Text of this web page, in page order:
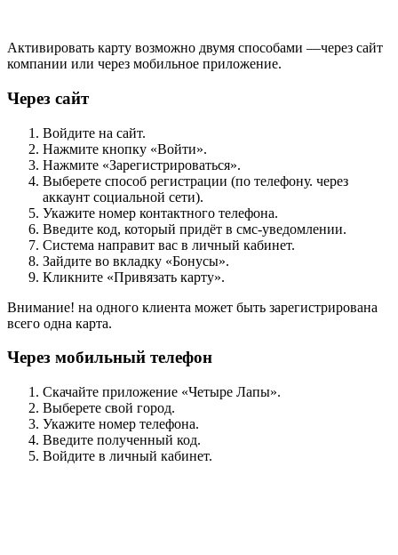
Активировать карту возможно двумя способами —через сайт
компании или через мобильное приложение.
Через сайт
Войдите на сайт.
Нажмите кнопку «Войти».
Нажмите «Зарегистрироваться».
Выберете способ регистрации (по телефону. через
аккаунт социальной сети).
Укажите номер контактного телефона.
Введите код, который придёт в смс-уведомлении.
Система направит вас в личный кабинет.
Зайдите во вкладку «Бонусы».
Кликните «Привязать карту».
Внимание! на одного клиента может быть зарегистрирована
всего одна карта.
Через мобильный телефон
Скачайте приложение «Четыре Лапы».
Выберете свой город.
Укажите номер телефона.
Введите полученный код.
Войдите в личный кабинет.